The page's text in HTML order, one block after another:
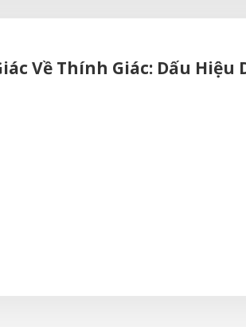
Về Thính Giác: Dấu